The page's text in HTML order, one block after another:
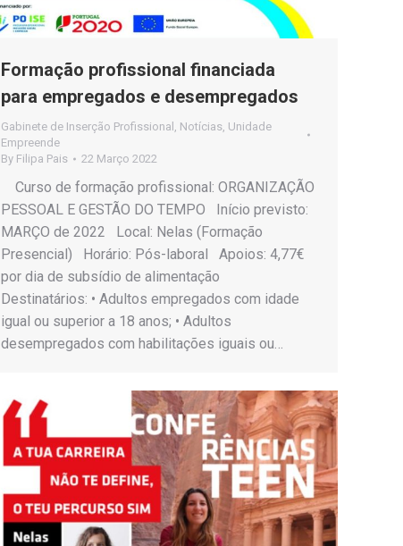
Formação profissional financiada
para empregados e desempregados
Gabinete de Inserção Profissional Notícias Unidade
Empreende
By Filipa Pais 22 Março 2022
Curso de formação profissional: ORGANIZAÇÃO
PESSOAL E GESTÃO DO TEMPO Início previsto:
MARÇO de 2022 Local: Nelas (Formação
Presencial) Horário: Pós-laboral Apoios: 4,77€
por dia de subsídio de alimentação
Destinatários: • Adultos empregados com idade
igual ou superior a 18 anos; • Adultos
desempregados com habilitações iguais ou…